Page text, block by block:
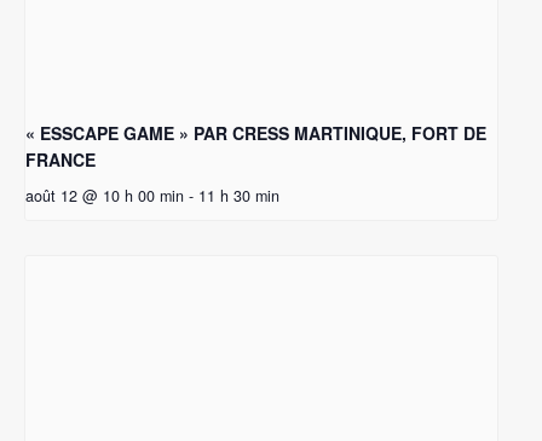
« ESSCAPE GAME » PAR CRESS MARTINIQUE, FORT DE
FRANCE
août 12 @ 10 h 00 min - 11 h 30 min